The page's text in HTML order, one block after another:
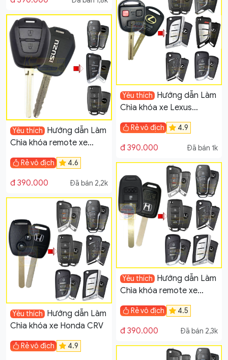
Yêu thích Hướng dẫn Làm
Chìa khóa xe Lexus
LX470 và GX470
Rẻ vô địch 4.9
đ 390.000 Đã bán 1k
Yêu thích Hướng dẫn Làm
Chìa khóa remote xe
Isuzu Dmax, Mux
Rẻ vô địch 4.6
đ 390.000 Đã bán 2,2k
Yêu thích Hướng dẫn Làm
Chìa khóa remote xe
Honda Brio, Jazz, CRV
Rẻ vô địch 4.5
đ 390.000 Đã bán 2,3k
Yêu thích Hướng dẫn Làm
Chìa khóa xe Honda CRV
Rẻ vô địch 4.9